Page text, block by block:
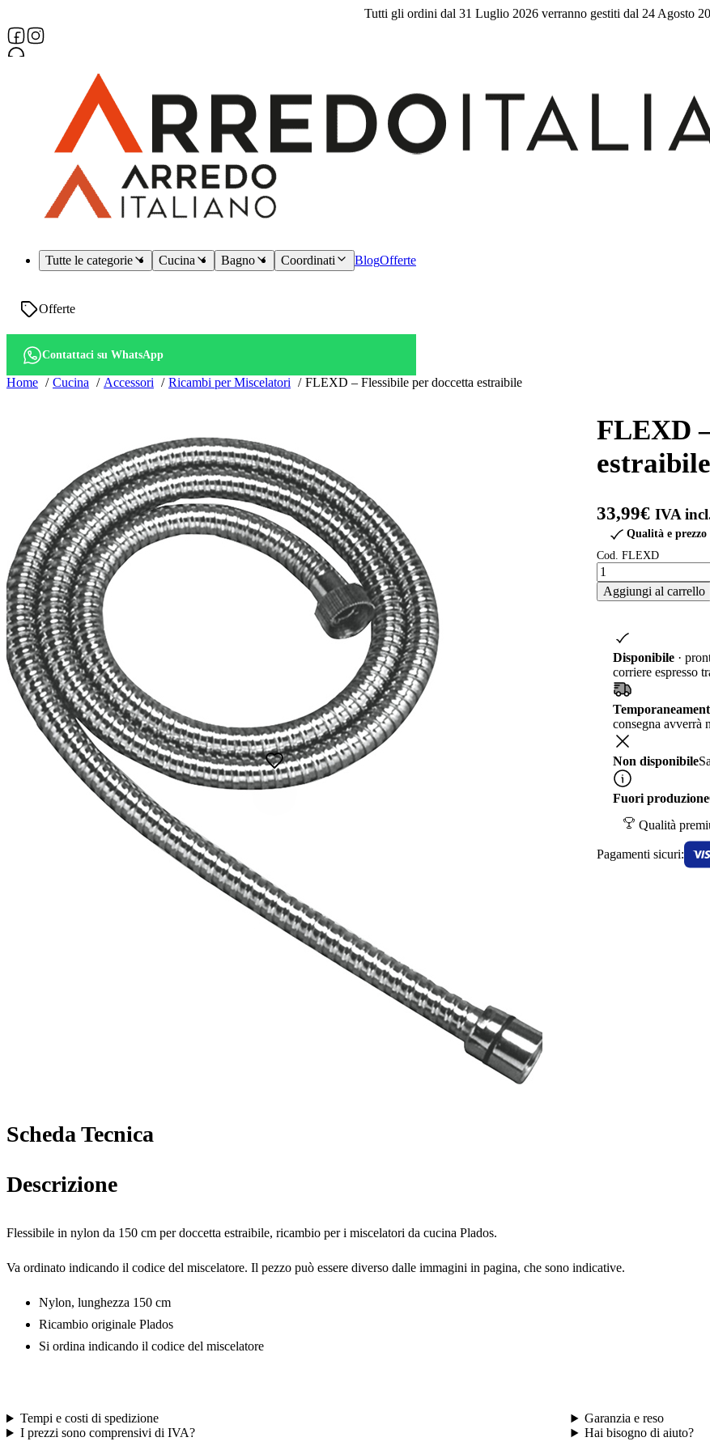
Tutti gli ordini dal 31 Luglio 2026 verranno gestiti dal 24 Agosto
Tutte le categorie Cucina Bagno Coordinati BlogOfferte
Offerte
Contattaci su WhatsApp
Home Cucina Accessori Ricambi per Miscelatori FLEXD – Flessibile per doccetta estraibile
FLEXD
estraibile
33,99€ IVA
Qualità e prezzo
Cod. FLEXD
FLEXD
–
Flessibile
estraibile
quantità
Aggiungi al carrello
Disponibile·
corriere espresso
consegna avverrà
Non disponibile
Fuori produzione
Qualità
Pagamenti sicuri:
Scheda Tecnica
Descrizione
Flessibile in nylon da 150 cm per doccetta estraibile, ricambio per i miscelatori da cucina Plados.
Va ordinato indicando il codice del miscelatore. Il pezzo può essere diverso dalle immagini in pagina, che sono indicative.
Nylon, lunghezza 150 cm
Ricambio originale Plados
Si ordina indicando il codice del miscelatore
Tempi e costi di spedizione
Garanzia e reso
I prezzi sono comprensivi di IVA?
Hai bisogno di aiuto?